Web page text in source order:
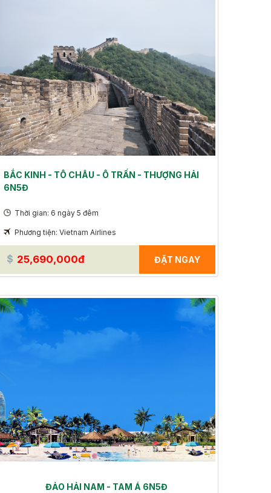
BẮC KINH - TÔ CHÂU - Ô TRẤN - THƯỢNG HẢI
6N5Đ
Thời gian: 6 ngày 5 đêm
Phương tiện: Vietnam Airlines
25,690,000đ ĐẶT NGAY
ĐẢO HẢI NAM - TAM Á 6N5Đ